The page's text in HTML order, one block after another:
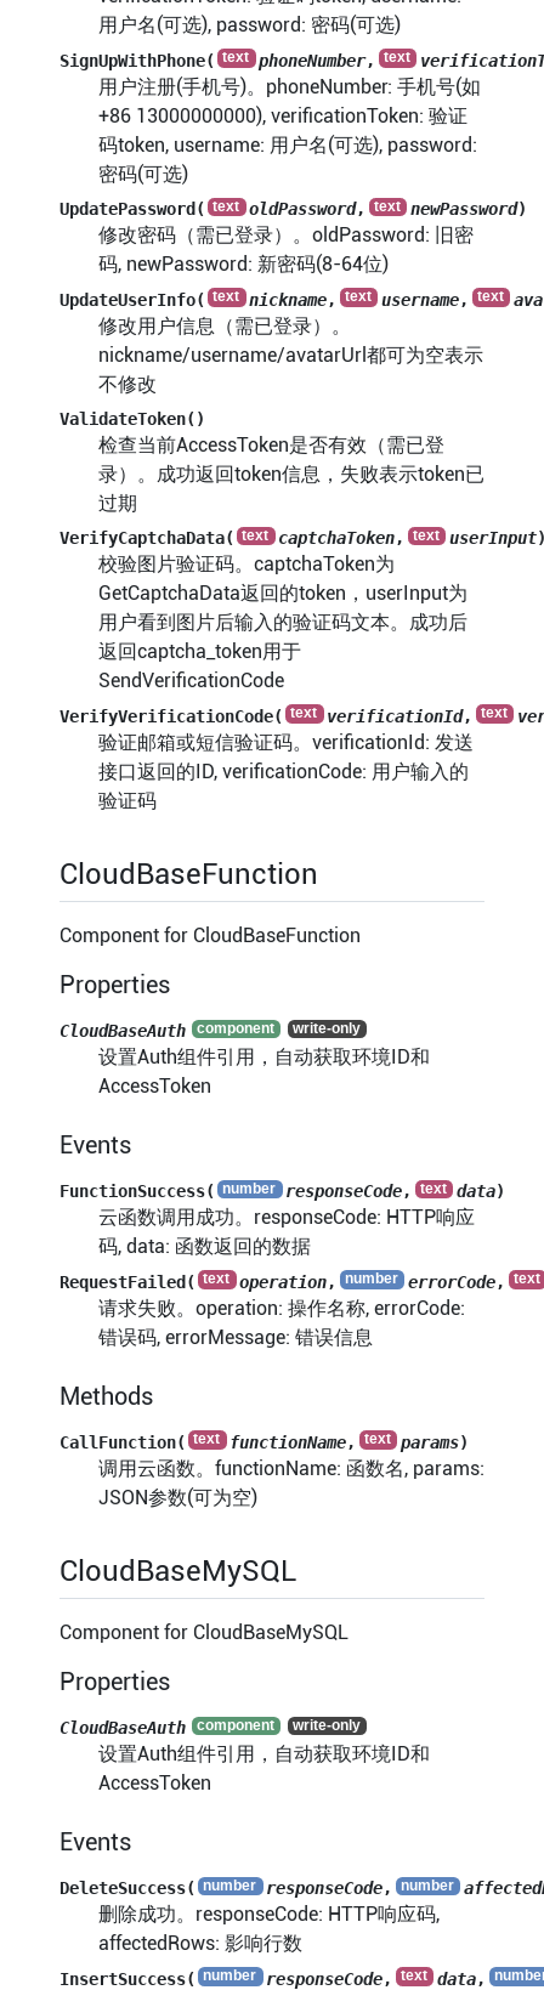
用户名(可选), password: 密码(可选)
SignUpWithPhone( phoneNumber,
用户注册(手机号)。phoneNumber: 手机号(如
+86 13000000000), verificationToken: 验证
码token, username: 用户名(可选), password:
密码(可选)
UpdatePassword( oldPassword, newPassword)
修改密码（需已登录）。oldPassword: 旧密
码, newPassword: 新密码(8-64位)
UpdateUserInfo( nickname, username,
修改用户信息（需已登录）。
nickname/username/avatarUrl都可为空表示
不修改
ValidateToken()
检查当前AccessToken是否有效（需已登
录）。成功返回token信息，失败表示token已
过期
VerifyCaptchaData( captchaToken, userInput
校验图片验证码。captchaToken为
GetCaptchaData返回的token，userInput为
用户看到图片后输入的验证码文本。成功后
返回captcha_token用于
SendVerificationCode
VerifyVerificationCode( verificationId,
验证邮箱或短信验证码。verificationId: 发送
接口返回的ID, verificationCode: 用户输入的
验证码
CloudBaseFunction
Component for CloudBaseFunction
Properties
CloudBaseAuth
设置Auth组件引用，自动获取环境ID和
AccessToken
Events
FunctionSuccess( responseCode, data)
云函数调用成功。responseCode: HTTP响应
码, data: 函数返回的数据
RequestFailed( operation, errorCode,
请求失败。operation: 操作名称, errorCode:
错误码, errorMessage: 错误信息
Methods
CallFunction( functionName, params)
调用云函数。functionName: 函数名, params:
JSON参数(可为空)
CloudBaseMySQL
Component for CloudBaseMySQL
Properties
CloudBaseAuth
设置Auth组件引用，自动获取环境ID和
AccessToken
Events
DeleteSuccess( responseCode,
删除成功。responseCode: HTTP响应码,
affectedRows: 影响行数
InsertSuccess( responseCode, data,